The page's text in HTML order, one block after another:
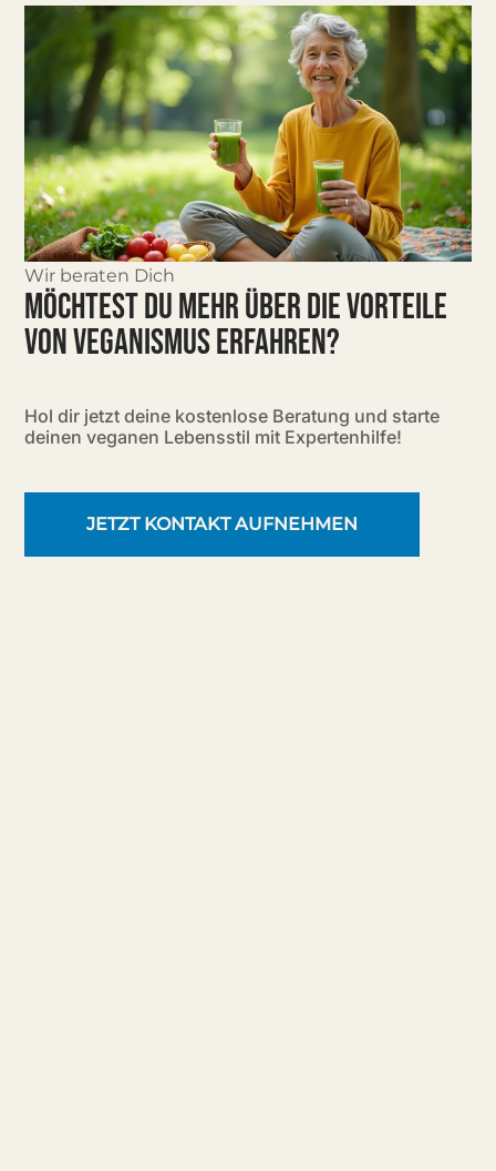
Wir beraten Dich
MÖCHTEST DU MEHR ÜBER DIE VORTEILE
VON VEGANISMUS ERFAHREN?
Hol dir jetzt deine kostenlose Beratung und starte
deinen veganen Lebensstil mit Expertenhilfe!
JETZT KONTAKT AUFNEHMEN